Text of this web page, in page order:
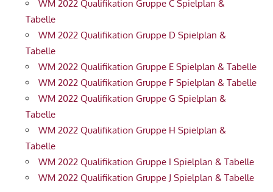
WM 2022 Qualifikation Gruppe C Spielplan &
Tabelle
WM 2022 Qualifikation Gruppe D Spielplan &
Tabelle
WM 2022 Qualifikation Gruppe E Spielplan & Tabelle
WM 2022 Qualifikation Gruppe F Spielplan & Tabelle
WM 2022 Qualifikation Gruppe G Spielplan &
Tabelle
WM 2022 Qualifikation Gruppe H Spielplan &
Tabelle
WM 2022 Qualifikation Gruppe I Spielplan & Tabelle
WM 2022 Qualifikation Gruppe J Spielplan & Tabelle